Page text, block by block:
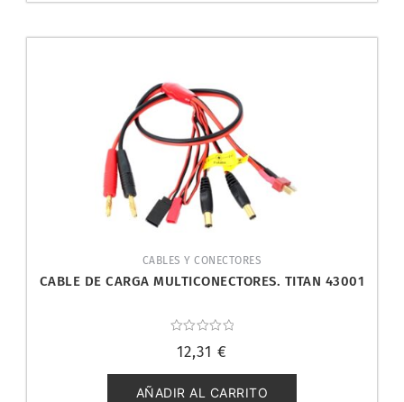
CABLES Y CONECTORES
CABLE DE CARGA MULTICONECTORES. TITAN 43001
con
de
5
12,31 €
AÑADIR AL CARRITO